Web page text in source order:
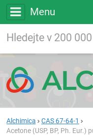
Menu
Vyhledávání
Alchimica
CAS 67-64-1
Acetone (USP, BP, Ph. Eur.)